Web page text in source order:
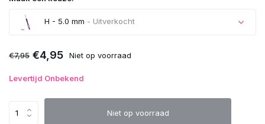
H - 5.0 mm - Uitverkocht
€7,95 €4,95 Niet op voorraad
Levertijd Onbekend
Niet op voorraad